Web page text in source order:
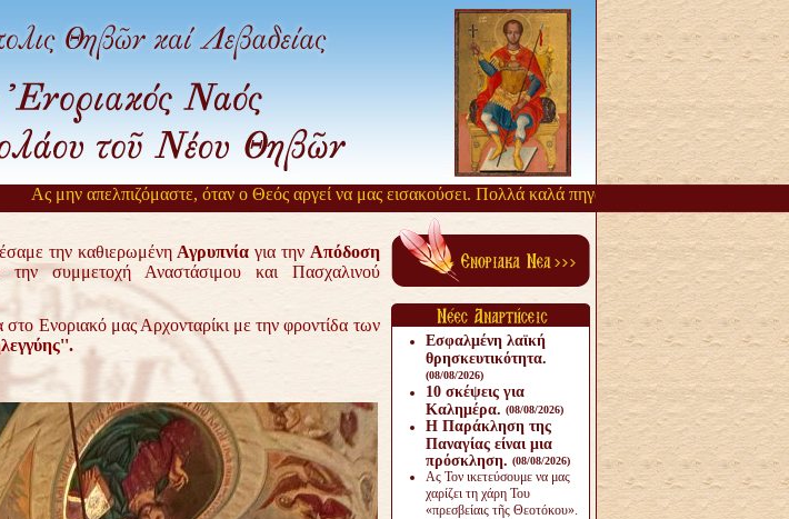
μην απελπιζόμαστε, όταν ο Θεός αργεί να μας εισακούσει. Πολλά καλά πηγάζουν, από την αργοπορία αυτή.
την καθιερωμένη Αγρυπνίαγια την Απόδοση
συμμετοχή Αναστάσιμου και Πασχαλινού
Ενοριακό μας Αρχονταρίκι με την φροντίδα των
Εσφαλμένη λαϊκή
θρησκευτικότητα.
(08/08/2026)
10 σκέψεις για
Καλημέρα. (08/08/2026)
Η Παράκληση της
Παναγίας είναι μια
πρόσκληση. (08/08/2026)
Ας Τον ικετεύσουμε να μας
χαρίζει τη χάρη Του
«πρεσβείαις τῆς Θεοτόκου».